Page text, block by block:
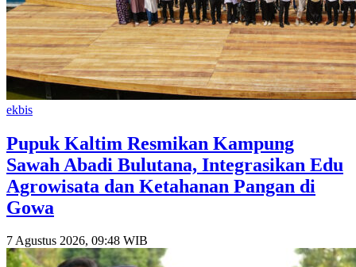
ekbis
Pupuk Kaltim Resmikan Kampung
Sawah Abadi Bulutana, Integrasikan Edu
Agrowisata dan Ketahanan Pangan di
Gowa
7 Agustus 2026, 09:48 WIB